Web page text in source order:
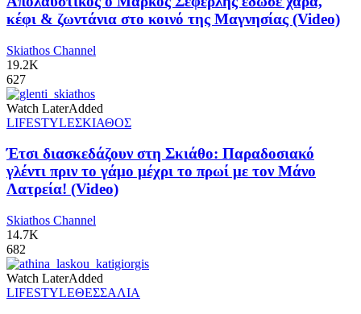
κέφι & ζωντάνια στο κοινό της Μαγνησίας (Video)
Skiathos Channel
19.2K
627
Watch LaterAdded
LIFESTYLEΣΚΙΑΘΟΣ
Έτσι διασκεδάζουν στη Σκιάθο: Παραδοσιακό
γλέντι πριν το γάμο μέχρι το πρωί με τον Μάνο
Λατρεία! (Video)
Skiathos Channel
14.7K
682
Watch LaterAdded
LIFESTYLEΘΕΣΣΑΛΙΑ